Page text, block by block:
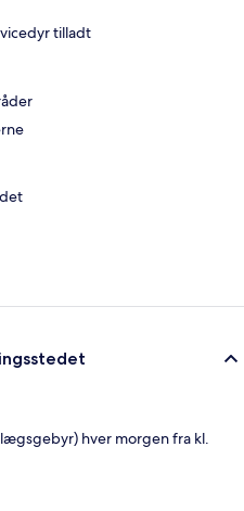
tilladt
hver morgen fra kl.